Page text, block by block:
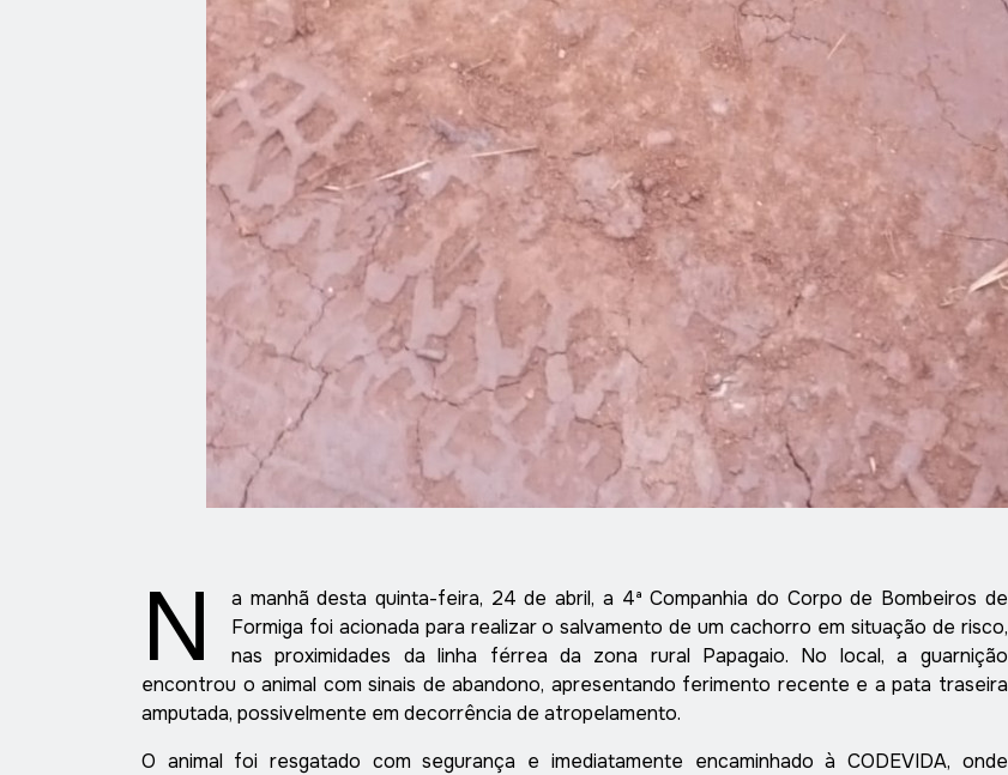
N
a manhã desta quinta-feira, 24 de abril, a 4ª Companhia do Corpo de Bombeiros de
Formiga foi acionada para realizar o salvamento de um cachorro em situação de risco,
nas proximidades da linha férrea da zona rural Papagaio. No local, a guarnição
encontrou o animal com sinais de abandono, apresentando ferimento recente e a pata traseira
amputada, possivelmente em decorrência de atropelamento.
O animal foi resgatado com segurança e imediatamente encaminhado à CODEVIDA, onde